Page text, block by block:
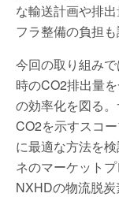
な輸送計画や排
フラ整備の負担も
今回の取り組み
時のCO2排出量
の効率化を図る
CO2を示すスコ
に最適な方法を
ネのマーケット
NXHDの物流脱炭